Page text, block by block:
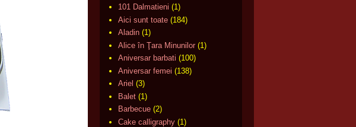
101 Dalmatieni (1)
Aici sunt toate (184)
Aladin (1)
Alice în Ţara Minunilor (1)
Aniversar barbati (100)
Aniversar femei (138)
Ariel (3)
Balet (1)
Barbecue (2)
Cake calligraphy (1)